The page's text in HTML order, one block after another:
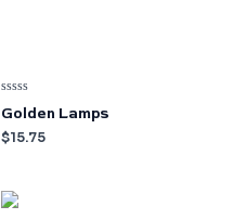
Valorado
en
0
de
Golden Lamps
$15.75